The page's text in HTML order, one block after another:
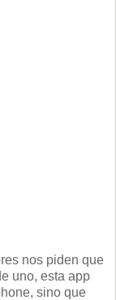
nos piden que
uno, esta app
sino que